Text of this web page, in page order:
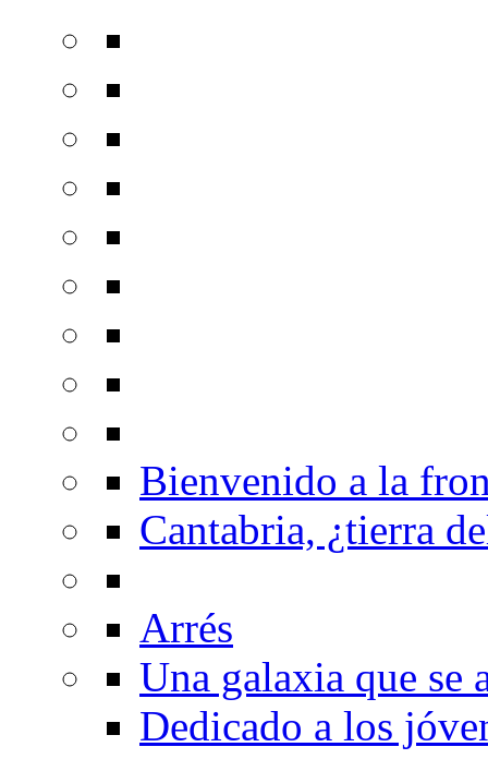
Bienvenido a la
Cantabria, ¿tierra
Arrés
Una galaxia que se
Dedicado a los